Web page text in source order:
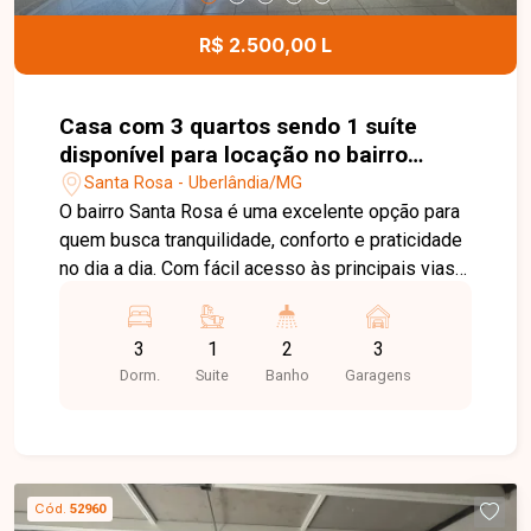
uma excelente oportunidade para quem busca um
apartamento completo, moderno e com
Jardim Sul. Agende uma visita e venha conhecer
todos os detalhes deste imóvel.
R$ 2.500,00 L
Casa com 3 quartos sendo 1 suíte
disponível para locação no bairro
Santa Rosa em Uberlândia-MG
Santa Rosa - Uberlândia/MG
O bairro Santa Rosa é uma excelente opção para
quem busca tranquilidade, conforto e praticidade
no dia a dia. Com fácil acesso às principais vias
de comércios, supermercados, escolas e
serviços, proporcionando mais qualidade de vida
para toda a família. Sala ampla em 2 ambientes
armário, área de serviço, varanda nos fundos,
quintal concretado com cômodo de despejo e 3
3
Dorm.
1
Suite
2
Banho
3
Garagens
Cód. 52960